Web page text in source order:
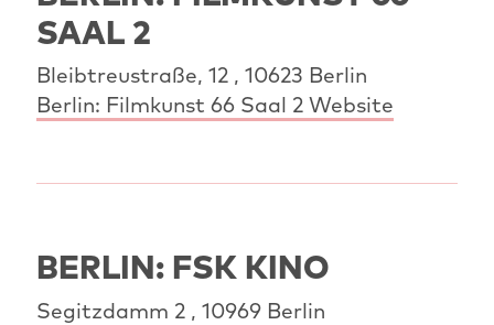
SAAL 2
Bleibtreustraße, 12 , 10623 Berlin
Berlin: Filmkunst 66 Saal 2 Website
BERLIN: FSK KINO
Segitzdamm 2 , 10969 Berlin